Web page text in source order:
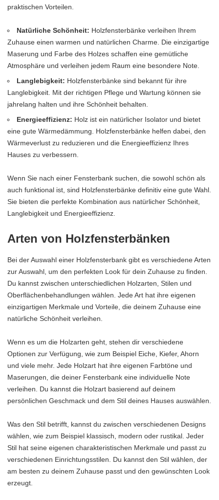
praktischen Vorteilen.
Natürliche Schönheit: Holzfensterbänke verleihen Ihrem
Zuhause einen warmen und natürlichen Charme. Die einzigartige
Maserung und Farbe des Holzes schaffen eine gemütliche
Atmosphäre und verleihen jedem Raum eine besondere Note.
Langlebigkeit: Holzfensterbänke sind bekannt für ihre
Langlebigkeit. Mit der richtigen Pflege und Wartung können sie
jahrelang halten und ihre Schönheit behalten.
Energieeffizienz: Holz ist ein natürlicher Isolator und bietet
eine gute Wärmedämmung. Holzfensterbänke helfen dabei, den
Wärmeverlust zu reduzieren und die Energieeffizienz Ihres
Hauses zu verbessern.
Wenn Sie nach einer Fensterbank suchen, die sowohl schön als
auch funktional ist, sind Holzfensterbänke definitiv eine gute Wahl.
Sie bieten die perfekte Kombination aus natürlicher Schönheit,
Langlebigkeit und Energieeffizienz.
Arten von Holzfensterbänken
Bei der Auswahl einer Holzfensterbank gibt es verschiedene Arten
zur Auswahl, um den perfekten Look für dein Zuhause zu finden.
Du kannst zwischen unterschiedlichen Holzarten, Stilen und
Oberflächenbehandlungen wählen. Jede Art hat ihre eigenen
einzigartigen Merkmale und Vorteile, die deinem Zuhause eine
natürliche Schönheit verleihen.
Wenn es um die Holzarten geht, stehen dir verschiedene
Optionen zur Verfügung, wie zum Beispiel Eiche, Kiefer, Ahorn
und viele mehr. Jede Holzart hat ihre eigenen Farbtöne und
Maserungen, die deiner Fensterbank eine individuelle Note
verleihen. Du kannst die Holzart basierend auf deinem
persönlichen Geschmack und dem Stil deines Hauses auswählen.
Was den Stil betrifft, kannst du zwischen verschiedenen Designs
wählen, wie zum Beispiel klassisch, modern oder rustikal. Jeder
Stil hat seine eigenen charakteristischen Merkmale und passt zu
verschiedenen Einrichtungsstilen. Du kannst den Stil wählen, der
am besten zu deinem Zuhause passt und den gewünschten Look
erzeugt.